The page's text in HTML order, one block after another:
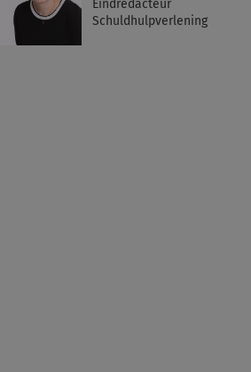
Eindredacteur
Schuldhulpverlening